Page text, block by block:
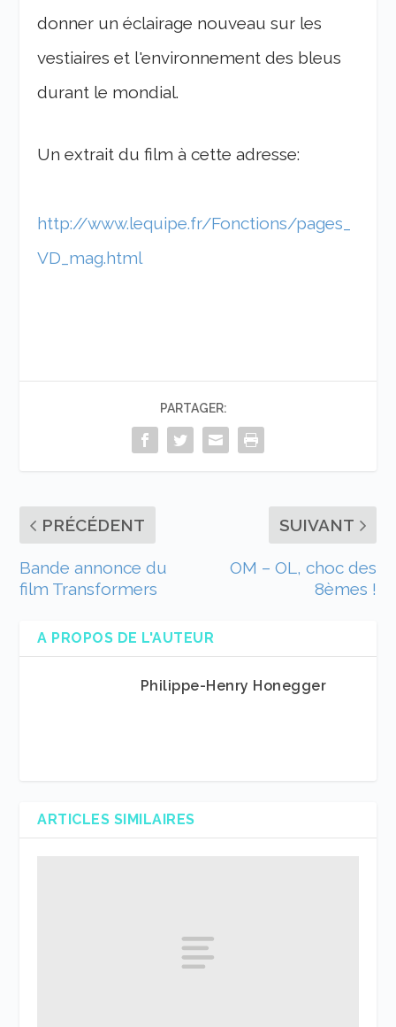
donner un éclairage nouveau sur les
vestiaires et l'environnement des bleus
durant le mondial.
Un extrait du film à cette adresse:
http://www.lequipe.fr/Fonctions/pages_
VD_mag.html
PARTAGER:
PRÉCÉDENT
Bande annonce du
film Transformers
SUIVANT
OM – OL, choc des
8èmes !
A PROPOS DE L'AUTEUR
Philippe-Henry Honegger
ARTICLES SIMILAIRES